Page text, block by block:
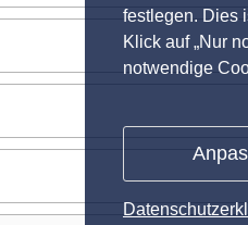
festlegen. Dies
Klick auf „Nur
notwendige